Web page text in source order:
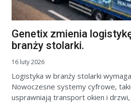
Genetix zmienia
branży stolarki.
16 luty 2026
Logistyka w branży stolarki
Nowoczesne systemy cyfrowe,
usprawniają transport okien i